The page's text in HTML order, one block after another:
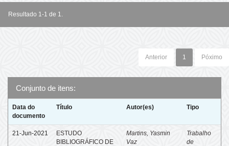
Resultado 1-1 de 1.
Anterior 1 Póximo
Conjunto de itens:
Data do
documento
Título Autor(es) Tipo
21-Jun-2021
ESTUDO
BIBLIOGRÁFICO DE
Martins, Yasmin
Vaz
Trabalho
de